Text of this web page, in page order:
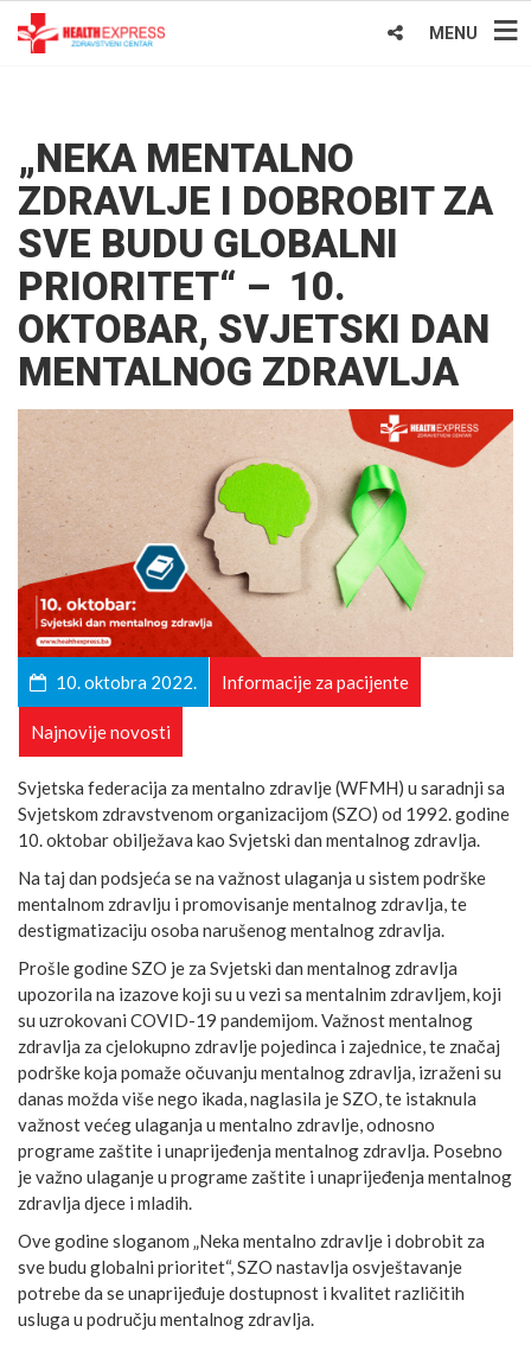
MENU
„NEKA MENTALNO
ZDRAVLJE I DOBROBIT ZA
SVE BUDU GLOBALNI
PRIORITET“ – 10.
OKTOBAR, SVJETSKI DAN
MENTALNOG ZDRAVLJA
10. oktobra 2022. Informacije za pacijente
Najnovije novosti
Svjetska federacija za mentalno zdravlje (WFMH) u saradnji sa
Svjetskom zdravstvenom organizacijom (SZO) od 1992. godine
10. oktobar obilježava kao Svjetski dan mentalnog zdravlja.
Na taj dan podsjeća se na važnost ulaganja u sistem podrške
mentalnom zdravlju i promovisanje mentalnog zdravlja, te
destigmatizaciju osoba narušenog mentalnog zdravlja.
Prošle godine SZO je za Svjetski dan mentalnog zdravlja
upozorila na izazove koji su u vezi sa mentalnim zdravljem, koji
su uzrokovani COVID-19 pandemijom. Važnost mentalnog
zdravlja za cjelokupno zdravlje pojedinca i zajednice, te značaj
podrške koja pomaže očuvanju mentalnog zdravlja, izraženi su
danas možda više nego ikada, naglasila je SZO, te istaknula
važnost većeg ulaganja u mentalno zdravlje, odnosno
programe zaštite i unaprijeđenja mentalnog zdravlja. Posebno
je važno ulaganje u programe zaštite i unaprijeđenja mentalnog
zdravlja djece i mladih.
Ove godine sloganom „Neka mentalno zdravlje i dobrobit za
sve budu globalni prioritet“, SZO nastavlja osvještavanje
potrebe da se unaprijeđuje dostupnost i kvalitet različitih
usluga u području mentalnog zdravlja.